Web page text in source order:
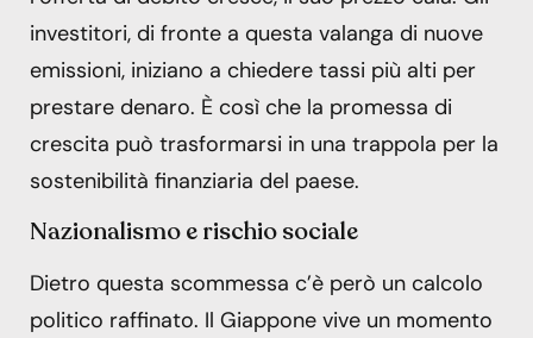
investitori, di fronte a questa valanga di nuove
emissioni, iniziano a chiedere tassi più alti per
prestare denaro. È così che la promessa di
crescita può trasformarsi in una trappola per la
sostenibilità finanziaria del paese.
Nazionalismo e rischio sociale
Dietro questa scommessa c’è però un calcolo
politico raffinato. Il Giappone vive un momento